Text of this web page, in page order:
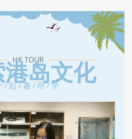
HK TOUR岛文化
/起/趣/研/学